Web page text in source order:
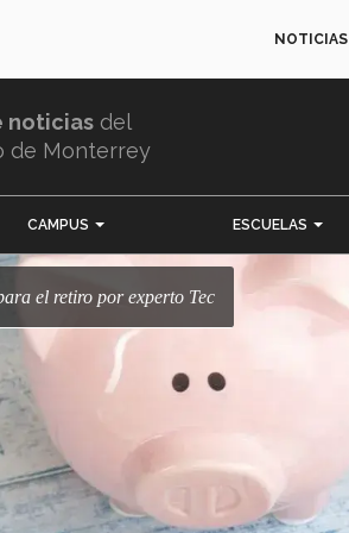
NOTICIAS
noticias del
de Monterrey
CAMPUS ESCUELAS
el retiro por experto Tec